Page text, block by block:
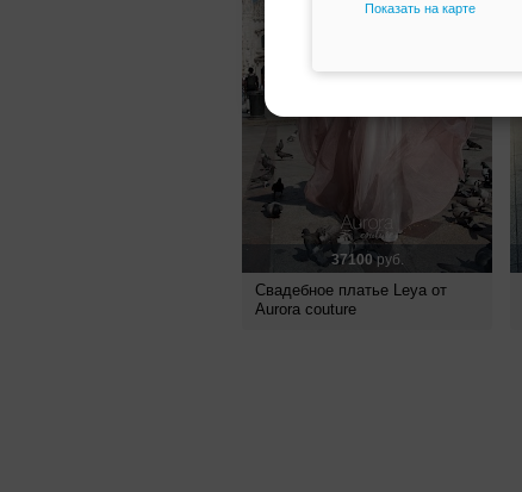
Показать на карте
37100 руб.
Свадебное платье Leya от
Aurora couture